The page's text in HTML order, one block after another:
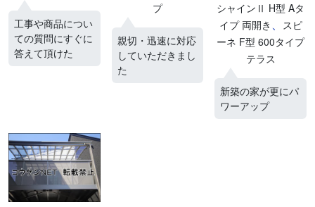
工事や商品につい
ての質問にすぐに
答えて頂けた
プ
親切・迅速に対応
していただきまし
た
シャインⅡ H型 Aタ
イプ 両開き 、
スピ
ーネ F型 600タイプ
テラス
新築の家が更にパ
ワーアップ